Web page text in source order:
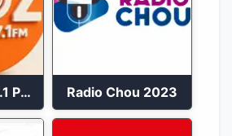
La Voz FM 97.1 Popayán en Vivo Radio Chou 2023